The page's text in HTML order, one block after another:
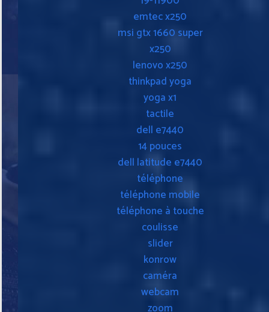
emtec x250
msi gtx 1660 super
x250
lenovo x250
thinkpad yoga
yoga x1
tactile
dell e7440
14 pouces
dell latitude e7440
téléphone
téléphone mobile
téléphone à touche
coulisse
slider
konrow
caméra
webcam
zoom